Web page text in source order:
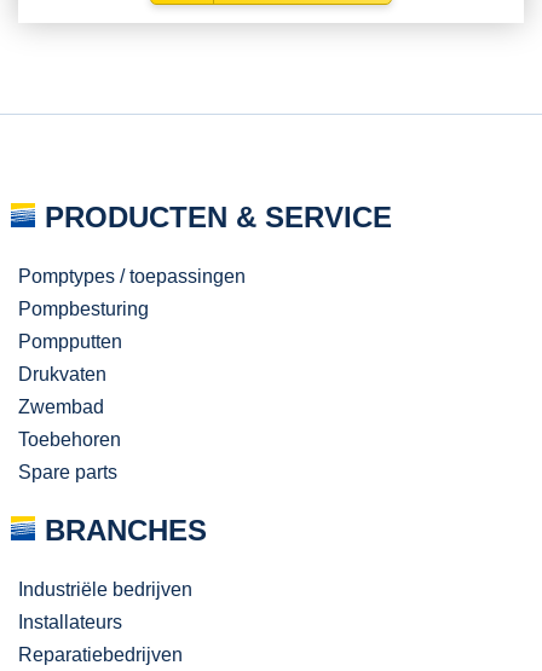
PRODUCTEN & SERVICE
Pomptypes / toepassingen
Pompbesturing
Pompputten
Drukvaten
Zwembad
Toebehoren
Spare parts
BRANCHES
Industriële bedrijven
Installateurs
Reparatiebedrijven